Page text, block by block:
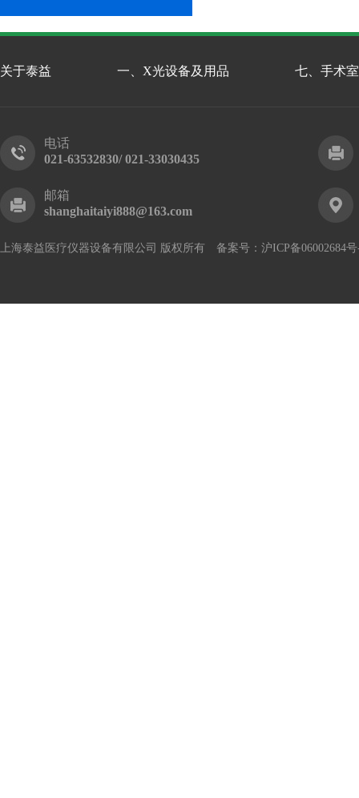
关于泰益 一、X光设备及用品 七、手术
电话
021-63532830/ 021-33030435
邮箱
shanghaitaiyi888@163.com
上海泰益医疗仪器设备有限公司 版权所有 备案号： 沪ICP备06002684